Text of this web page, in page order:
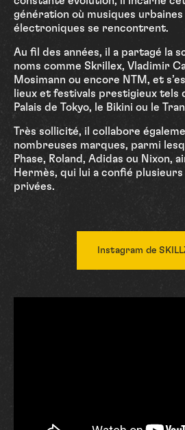
génération où musiques
électroniques se rencontrent.
Au fil des années, il a partagé la
noms comme Skrillex, Vladimir
Mosimann ou encore NTM, et
lieux et festivals prestigieux tels
Palais de Tokyo, le Bikini ou le
Très sollicité, il collabore
nombreuses marques, parmi
Phase, Roland, Adidas ou Nixon,
Hermès, qui lui a confié
privées.
Instagram de